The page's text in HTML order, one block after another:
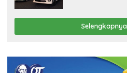
Selengkapnya